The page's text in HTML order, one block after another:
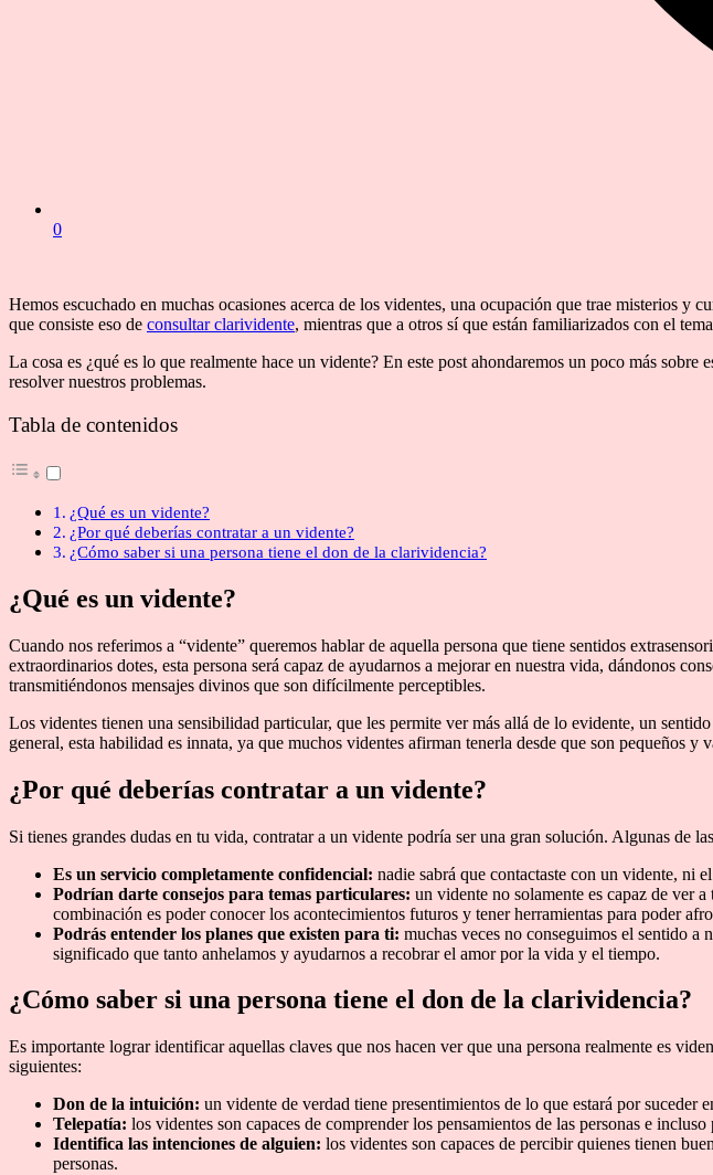
0
Hemos escuchado en muchas ocasiones acerca de los videntes, una ocupación que trae misterios
que consiste eso de consultar clarividente, mientras que a otros sí que están familiarizados con el
La cosa es ¿qué es lo que realmente hace un vidente? En este post ahondaremos un poco más
resolver nuestros problemas.
Tabla de contenidos
¿Qué es un vidente?
¿Por qué deberías contratar a un vidente?
¿Cómo saber si una persona tiene el don de la clarividencia?
¿Qué es un vidente?
Cuando nos referimos a “vidente” queremos hablar de aquella persona que tiene sentidos
extraordinarios dotes, esta persona será capaz de ayudarnos a mejorar en nuestra vida, dándonos
transmitiéndonos mensajes divinos que son difícilmente perceptibles.
Los videntes tienen una sensibilidad particular, que les permite ver más allá de lo evidente, un
general, esta habilidad es innata, ya que muchos videntes afirman tenerla desde que son pequeños y
¿Por qué deberías contratar a un vidente?
Si tienes grandes dudas en tu vida, contratar a un vidente podría ser una gran solución. Algunas de
Es un servicio completamente confidencial: nadie sabrá que contactaste con un vidente, ni
Podrían darte consejos para temas particulares: un vidente no solamente es capaz de ver
combinación es poder conocer los acontecimientos futuros y tener herramientas para poder
Podrás entender los planes que existen para ti: muchas veces no conseguimos el sentido
significado que tanto anhelamos y ayudarnos a recobrar el amor por la vida y el tiempo.
¿Cómo saber si una persona tiene el don de la clarividencia?
Es importante lograr identificar aquellas claves que nos hacen ver que una persona realmente es
siguientes:
Don de la intuición: un vidente de verdad tiene presentimientos de lo que estará por suceder
Telepatía: los videntes son capaces de comprender los pensamientos de las personas e
Identifica las intenciones de alguien: los videntes son capaces de percibir quienes tienen
personas.